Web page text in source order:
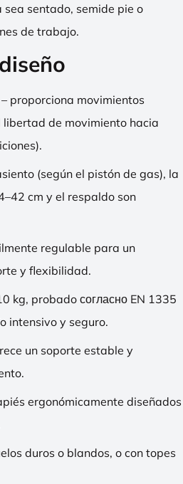
sentado, semide pie o
de trabajo.
proporciona movimientos
de movimiento hacia
(según el pistón de gas), la
cm y el respaldo son
regulable para un
y flexibilidad.
kg, probado согласно EN 1335
intensivo y seguro.
un soporte estable y
ergonómicamente diseñados
duros o blandos, o con topes